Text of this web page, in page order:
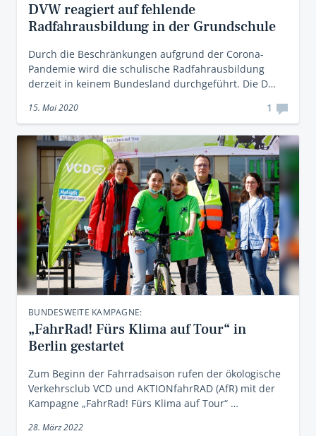
DVW reagiert auf fehlende
Radfahrausbildung in der Grundschule
Durch die Beschränkungen aufgrund der Corona-
Pandemie wird die schulische Radfahrausbildung
derzeit in keinem Bundesland durchgeführt. Die D…
15. Mai 2020 1
BUNDESWEITE KAMPAGNE:
„FahrRad! Fürs Klima auf Tour“ in
Berlin gestartet
Zum Beginn der Fahrradsaison rufen der ökologische
Verkehrsclub VCD und AKTIONfahrRAD (AfR) mit der
Kampagne „FahrRad! Fürs Klima auf Tour“ …
28. März 2022